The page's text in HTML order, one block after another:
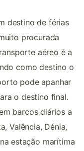
destino de férias
procurada
aéreo é a
como destino o
pode apanhar
o destino final.
barcos diários a
Valência, Dénia,
estação marítima